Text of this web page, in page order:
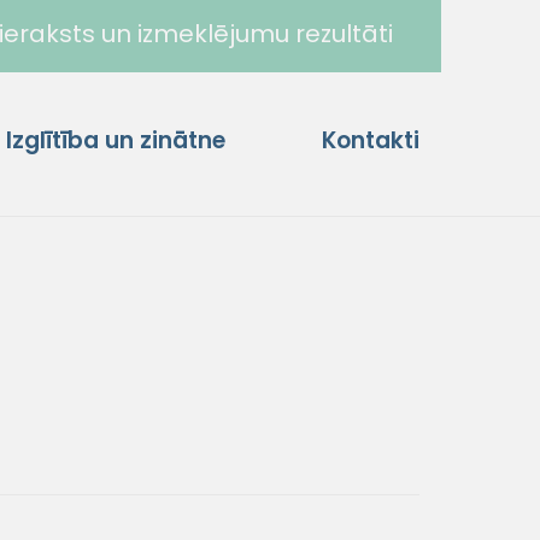
un izmeklējumu rezultāti
Izglītība un zinātne Kontakti